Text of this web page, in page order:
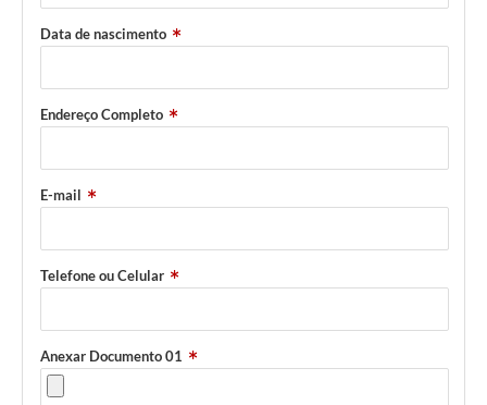
Data de nascimento
Endereço Completo
E-mail
Telefone ou Celular
Anexar Documento 01